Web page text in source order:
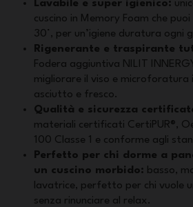
Lavabile e super igienico:
cuscino in Memory Foam che
30°, per un’igiene duratura ogni
Rigenerante e traspirante
Fodera aggiuntiva NILIT
migliorare il viso e microforatura
asciutto e fresco.
Qualità e sicurezza
materiali certificati CertiPUR®,
100 Classe 1 e conforme agli
Perfetto per chi dorme a
un cuscino morbido: basso,
lavatrice, perfetto per chi vuole
senza rinunciare al relax.